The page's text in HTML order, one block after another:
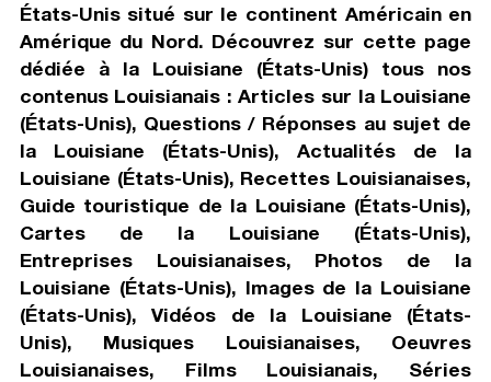
États-Unis situé sur le continent Américain en
Amérique du Nord. Découvrez sur cette page
dédiée à la Louisiane (États-Unis) tous nos
contenus Louisianais : Articles sur la Louisiane
(États-Unis), Questions / Réponses au sujet de
la Louisiane (États-Unis), Actualités de la
Louisiane (États-Unis), Recettes Louisianaises,
Guide touristique de la Louisiane (États-Unis),
Cartes de la Louisiane (États-Unis),
Entreprises Louisianaises, Photos de la
Louisiane (États-Unis), Images de la Louisiane
(États-Unis), Vidéos de la Louisiane (États-
Unis), Musiques Louisianaises, Oeuvres
Louisianaises, Films Louisianais, Séries